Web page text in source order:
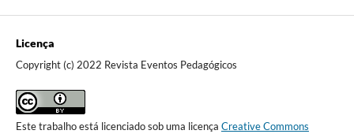
Licença
Copyright (c) 2022 Revista Eventos Pedagógicos
Este trabalho está licenciado sob uma licença Creative Commons